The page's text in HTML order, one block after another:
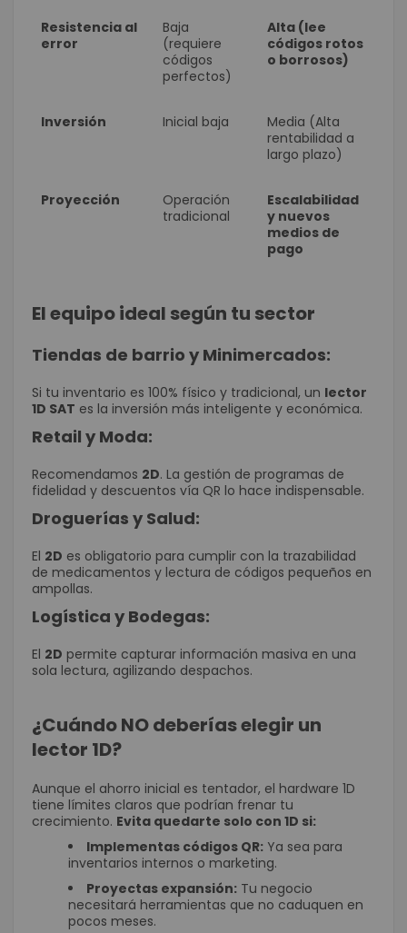
Resistencia al
error
Baja
(requiere
códigos
perfectos)
Alta (lee
códigos rotos
o borrosos)
Inversión Inicial baja
Media (Alta
rentabilidad a
largo plazo)
Proyección
Operación
tradicional
Escalabilidad
y nuevos
medios de
pago
El equipo ideal según tu sector
Tiendas de barrio y Minimercados:
Si tu inventario es 100% físico y tradicional, un lector
1D SAT es la inversión más inteligente y económica.
Retail y Moda:
Recomendamos 2D. La gestión de programas de
fidelidad y descuentos vía QR lo hace indispensable.
Droguerías y Salud:
El 2D es obligatorio para cumplir con la trazabilidad
de medicamentos y lectura de códigos pequeños en
ampollas.
Logística y Bodegas:
El 2D permite capturar información masiva en una
sola lectura, agilizando despachos.
¿Cuándo NO deberías elegir un
lector 1D?
Aunque el ahorro inicial es tentador, el hardware 1D
tiene límites claros que podrían frenar tu
crecimiento. Evita quedarte solo con 1D si:
Implementas códigos QR: Ya sea para
inventarios internos o marketing.
Proyectas expansión: Tu negocio
necesitará herramientas que no caduquen en
pocos meses.